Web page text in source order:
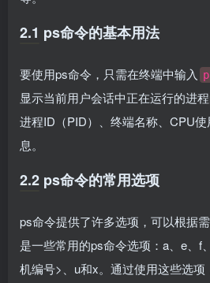
2.1 ps命令的基本用法
要使用ps命令，只需在终端中输入
显示当前用户会话中正在运行的进
进程ID（PID）、终端名称、CPU
息。
2.2 ps命令的常用选项
ps命令提供了许多选项，可以根据
是一些常用的ps命令选项： a e f
机编号>、 u和x。通过使用这些选